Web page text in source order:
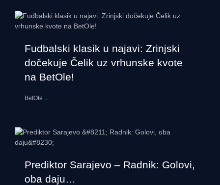
Fudbalski klasik u najavi: Zrinjski
dočekuje Čelik uz vrhunske kvote
na BetOle!
BetOle ...
Prediktor Sarajevo – Radnik: Golovi,
oba daju…